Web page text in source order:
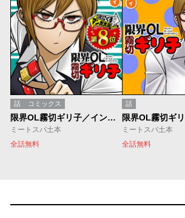
話 コミックス
限界OL霧切ギリ子／インディーズ版
ミートスパ土本
全話無料
話
ミートスパ土本
全話無料